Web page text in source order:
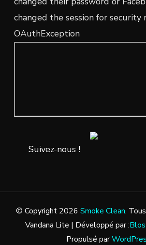
changed the session for security
OAuthException
Suivez-nous !
© Copyright 2026 Smoke Clean.
Vandana Lite | Développé par :
Propulsé par